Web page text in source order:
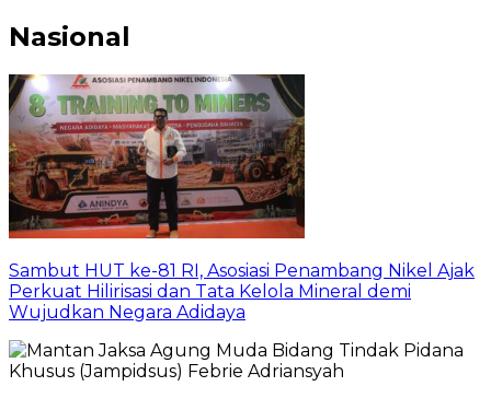
Nasional
Sambut HUT ke-81 RI, Asosiasi Penambang Nikel Ajak
Perkuat Hilirisasi dan Tata Kelola Mineral demi
Wujudkan Negara Adidaya